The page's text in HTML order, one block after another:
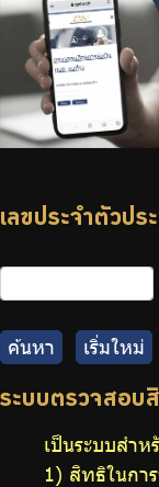
ร่วมงานกับเรา
ติดต่อเรา
เลขประจำตัวปร
ค้นหา เริ่มใหม่
ระบบตรวจสอบ
เป็นระบบสำ
1) สิทธิในกา